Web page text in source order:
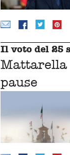
Il voto del 25
Mattarella
pause